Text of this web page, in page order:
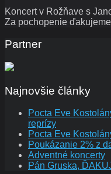
Koncert v Rožňave s
Za pochopenie
Partner
Najnovšie články
Pocta Eve
reprízy
Pocta Eve
Poukázanie 2% z
Adventné koncerty
Pán Gruska,